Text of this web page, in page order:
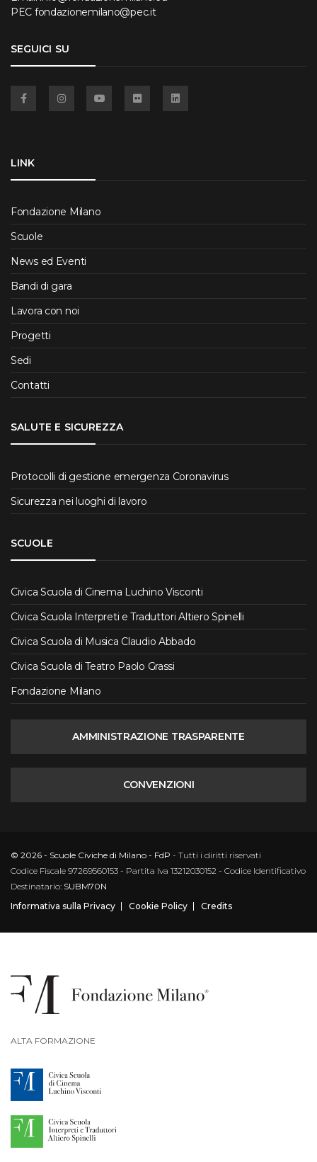
PEC fondazionemilano@pec.it
SEGUICI SU
LINK
Fondazione Milano
Scuole
News ed Eventi
Bandi di gara
Lavora con noi
Progetti
Sedi
Contatti
SALUTE E SICUREZZA
Protocolli di gestione emergenza Coronavirus
Sicurezza nei luoghi di lavoro
SCUOLE
Civica Scuola di Cinema Luchino Visconti
Civica Scuola Interpreti e Traduttori Altiero Spinelli
Civica Scuola di Musica Claudio Abbado
Civica Scuola di Teatro Paolo Grassi
Fondazione Milano
AMMINISTRAZIONE TRASPARENTE
CONVENZIONI
© 2026 - Scuole Civiche di Milano - FdP - Tutti i diritti riservati
Codice Fiscale 97269560153 - Partita Iva 13212030152 - Codice Identificativo
Destinatario: SUBM70N
Informativa sulla Privacy
Cookie Policy Credits
ALTA FORMAZIONE